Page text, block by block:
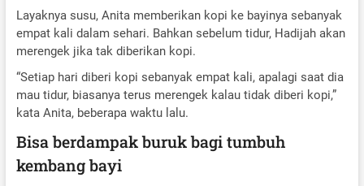
Layaknya susu, Anita memberikan kopi ke bayinya sebanyak
empat kali dalam sehari. Bahkan sebelum tidur, Hadijah akan
merengek jika tak diberikan kopi.
“Setiap hari diberi kopi sebanyak empat kali, apalagi saat dia
mau tidur, biasanya terus merengek kalau tidak diberi kopi,”
kata Anita, beberapa waktu lalu.
Bisa berdampak buruk bagi tumbuh
kembang bayi